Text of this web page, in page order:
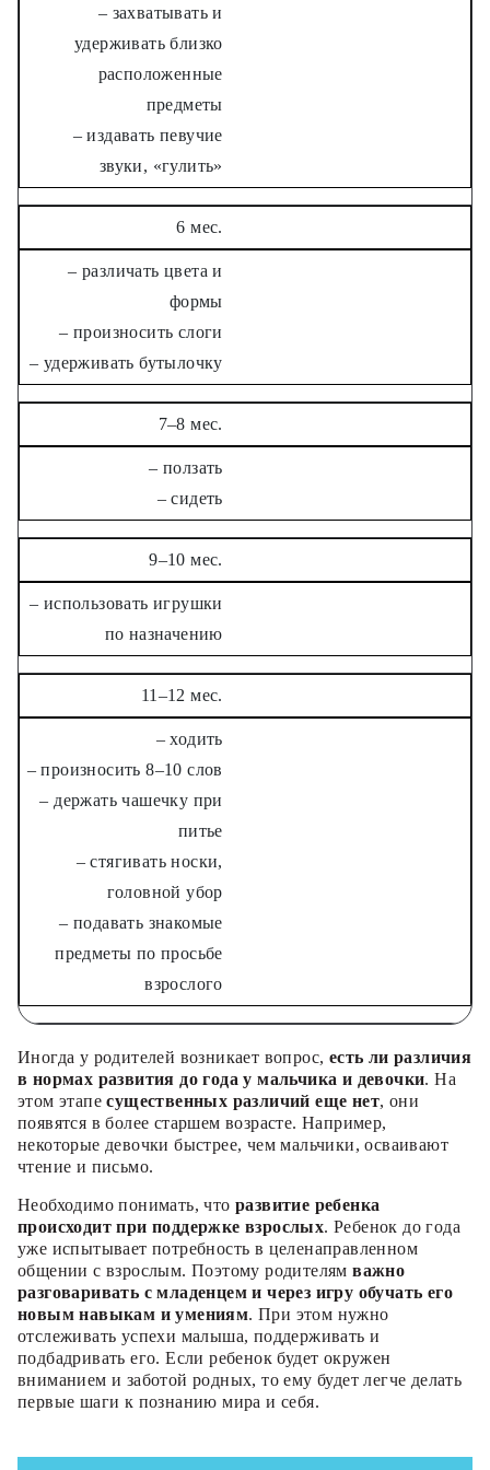
– захватывать и
удерживать близко
расположенные
предметы
– издавать певучие
звуки, «гулить»
6 мес.
– различать цвета и
формы
– произносить слоги
– удерживать бутылочку
7–8 мес.
– ползать
– сидеть
9–10 мес.
– использовать игрушки
по назначению
11–12 мес.
– ходить
– произносить 8–10 слов
– держать чашечку при
питье
– стягивать носки,
головной убор
– подавать знакомые
предметы по просьбе
взрослого
Иногда у родителей возникает вопрос, есть ли различия
в нормах развития до года у мальчика и девочки. На
этом этапесущественных различий еще нет, они
появятся в более старшем возрасте. Например,
некоторые девочки быстрее, чем мальчики, осваивают
чтение и письмо.
Необходимо понимать, что развитие ребенка
происходит при поддержке взрослых. Ребенок до года
уже испытывает потребность в целенаправленном
общении с взрослым. Поэтому родителямважно
разговаривать с младенцем и через игру обучать его
новым навыкам и умениям. При этом нужно
отслеживать успехи малыша, поддерживать и
подбадривать его. Если ребенок будет окружен
вниманием и заботой родных, то ему будет легче делать
первые шаги к познанию мира и себя.